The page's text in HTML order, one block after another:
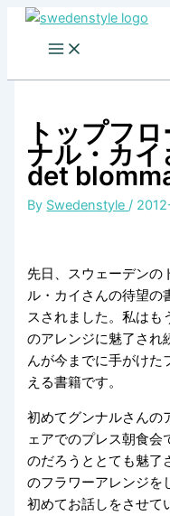
Skip
トップフ
ナル・カ
det
By Swedenstyle /
先日、スウェーデンの
ル・カイさんの待望の
スされました。私はも
のアレンジに魅了され
んが今までに手がけた
える書籍です。
初めてグンナルさんの
ェアでのプレス朝食会
のだろうととても魅了
のフラワーアレンジを
初めてお話しをさせて